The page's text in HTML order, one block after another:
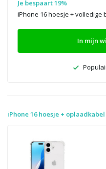
Je bespaart 19%
iPhone 16 hoesje + volledige
In mijn
iPhone 16 hoesje + oplaadkabel